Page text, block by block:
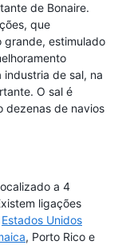
de Bonaire.
que
grande, estimulado
de sal, na
O sal é
dezenas de navios
a 4
ligações
Estados Unidos
, Porto Rico e